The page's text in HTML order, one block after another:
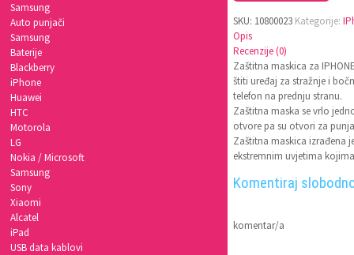
SKU: 10800023 Kategorije:
Opis
Recenzije (0)
Zaštitna maskica za
štiti uređaj za stražnje i
telefon na prednju stranu.
Zaštitna maska se vrlo
otvore pa su otvori za
Zaštitna maskica izrađena
ekstremnim uvjetima
Komentiraj
komentar/a
Samsung
Auto punjači
Samsung
Baterije
Blackberry
iPhone
Huawei
HTC
Motorola
LG
Nokia / Microsoft
Samsung
Sony
Xiaomi
Alcatel
iPad
USB data kablovi